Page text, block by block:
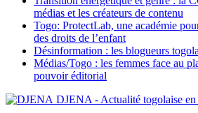
médias et les créateurs de contenu
Togo: ProtectLab, une académie
des droits de l’enfant
Désinformation : les blogueurs
Médias/Togo : les femmes face au
pouvoir éditorial
DJENA - Actualité togolaise